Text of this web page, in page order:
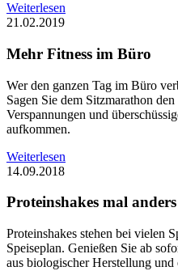
Weiterlesen
21.02.2019
Mehr Fitness im Büro
Wer den ganzen Tag im Büro
Sagen Sie dem Sitzmarathon
Verspannungen und
aufkommen.
Weiterlesen
14.09.2018
Proteinshakes mal anders
Proteinshakes stehen bei vielen
Speiseplan. Genießen Sie ab
aus biologischer Herstellung